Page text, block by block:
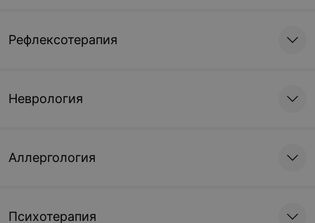
Рефлексотерапия
Неврология
Аллергология
Психотерапия